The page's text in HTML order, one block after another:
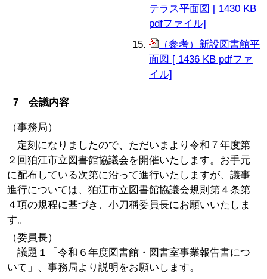
テラス平面図 [ 1430 KB
pdfファイル]
（参考）新設図書館平
面図 [ 1436 KB pdfファ
イル]
7 会議内容
（事務局）
定刻になりましたので、ただいまより令和７年度第
２回狛江市立図書館協議会を開催いたします。お手元
に配布している次第に沿って進行いたしますが、議事
進行については、狛江市立図書館協議会規則第４条第
４項の規程に基づき、小刀稱委員長にお願いいたしま
す。
（委員長）
議題１「令和６年度図書館・図書室事業報告書につ
いて」、事務局より説明をお願いします。